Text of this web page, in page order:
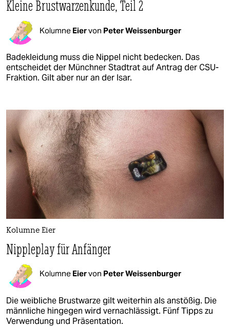
Kleine Brustwarzenkunde, Teil 2
Kolumne Eiervon Peter Weissenburger
Badekleidung muss die Nippel nicht bedecken. Das
entscheidet der Münchner Stadtrat auf Antrag der CSU-
Fraktion. Gilt aber nur an der Isar.
Kolumne Eier
Nippleplay für Anfänger
Kolumne Eiervon Peter Weissenburger
Die weibliche Brustwarze gilt weiterhin als anstößig. Die
männliche hingegen wird vernachlässigt. Fünf Tipps zu
Verwendung und Präsentation.